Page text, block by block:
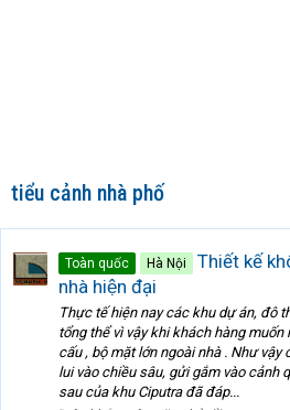
tiểu cảnh nhà phố
Toàn quốc Hà Nội
Thiết kế
nhà hiện đại
Thực tế hiện nay các khu dự án, đô
tổng thể vì vậy khi khách hàng
cấu , bộ mặt lớn ngoài nhà . Như
lui vào chiều sâu, gửi gắm vào cảnh
sau của khu Ciputra đã đáp...